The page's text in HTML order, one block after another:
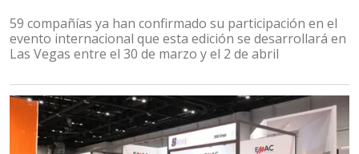
59 compañías ya han confirmado su participación en el
evento internacional que esta edición se desarrollará en
Las Vegas entre el 30 de marzo y el 2 de abril